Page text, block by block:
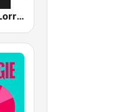
France Bleu Lorraine Nord